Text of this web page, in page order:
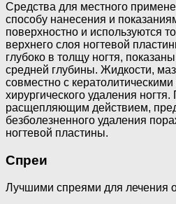
Средства для местного
способу нанесения и
поверхностно и используются
верхнего слоя ногтевой
глубоко в толщу ногтя,
средней глубины. Жидкости,
совместно с
хирургического удаления
расщепляющим действием,
безболезненного удаления
ногтевой пластины.
Спреи
Лучшими спреями для лечения